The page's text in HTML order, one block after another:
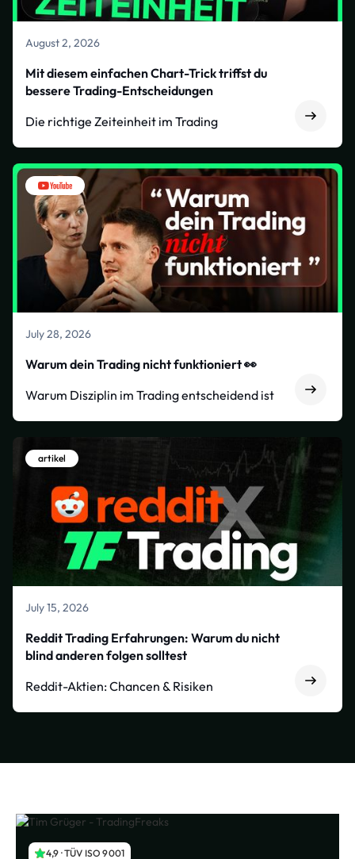
August 2, 2026
Mit diesem einfachen Chart-Trick triffst du
bessere Trading-Entscheidungen
Die richtige Zeiteinheit im Trading
July 28, 2026
Warum dein Trading nicht funktioniert 👀
Warum Disziplin im Trading entscheidend ist
artikel
July 15, 2026
Reddit Trading Erfahrungen: Warum du nicht
blind anderen folgen solltest
Reddit-Aktien: Chancen & Risiken
4,9 · TÜV ISO 9001